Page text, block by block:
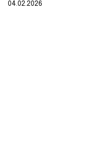
04.02.2026